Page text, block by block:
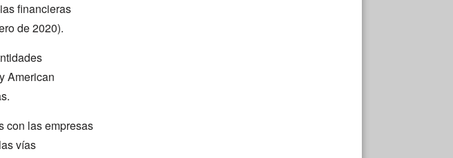
financieras
de 2020).
American
con las empresas
vías